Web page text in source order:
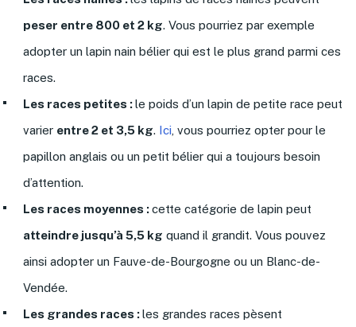
peser entre 800 et 2 kg. Vous pourriez par exemple
adopter un lapin nain bélier qui est le plus grand parmi ces
races.
Les races petites :le poids d’un lapin de petite race peut
varier entre 2 et 3,5 kg. Ici , vous pourriez opter pour le
papillon anglais ou un petit bélier qui a toujours besoin
d’attention.
Les races moyennes :cette catégorie de lapin peut
atteindre jusqu’à 5,5 kg quand il grandit. Vous pouvez
ainsi adopter un Fauve-de-Bourgogne ou un Blanc-de-
Vendée.
Les grandes races :les grandes races pèsent